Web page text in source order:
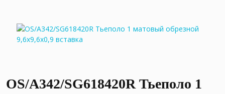
OS/A342/SG618420R Тьеполо 1